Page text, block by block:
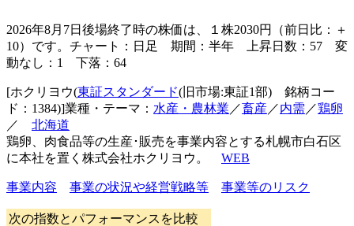
2026年8月7日後場終了時の株価は、１株2030円（前日比：＋
10）です。チャート：日足 期間：半年 上昇日数：57 変
動なし：1 下落：64
[ホクリヨウ(東証スタンダード(旧市場:東証1部) 銘柄コー
ド：1384)]業種・テーマ： 水産・農林業 ／畜産／内需／鶏卵
／ 北海道
鶏卵、肉食品等の生産･販売を事業内容とする札幌市白石区
に本社を置く株式会社ホクリヨウ。 WEB
事業内容 事業の状況や経営戦略等 事業等のリスク
次の指数とパフォーマンスを比較